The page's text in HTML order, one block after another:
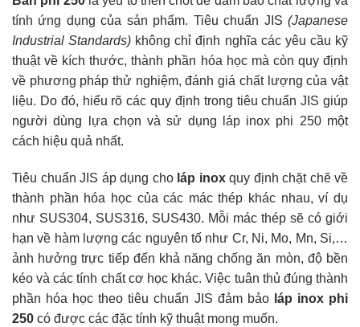
tính ứng dụng của sản phẩm. Tiêu chuẩn JIS (Japanese
Industrial Standards) không chỉ định nghĩa các yêu cầu kỹ
thuật về kích thước, thành phần hóa học mà còn quy định
về phương pháp thử nghiệm, đánh giá chất lượng của vật
liệu. Do đó, hiểu rõ các quy định trong tiêu chuẩn JIS giúp
người dùng lựa chọn và sử dụng láp inox phi 250 một
cách hiệu quả nhất.
Tiêu chuẩn JIS áp dụng cho láp inoxquy định chặt chẽ về
thành phần hóa học của các mác thép khác nhau, ví dụ
như SUS304, SUS316, SUS430. Mỗi mác thép sẽ có giới
hạn về hàm lượng các nguyên tố như Cr, Ni, Mo, Mn, Si,…
ảnh hưởng trực tiếp đến khả năng chống ăn mòn, độ bền
kéo và các tính chất cơ học khác. Việc tuân thủ đúng thành
phần hóa học theo tiêu chuẩn JIS đảm bảo láp inox phi
250 có được các đặc tính kỹ thuật mong muốn.